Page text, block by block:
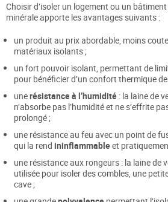
Choisir d’isoler un logement ou un
minérale apporte les avantages suivants :
un produit au prix abordable, moins
matériaux isolants ;
un fort pouvoir isolant, permettant de
pour bénéficier d’un confort thermique
unerésistance à l’humidité : la laine de
n’absorbe pas l’humidité et ne s’effrite
prolongé ;
une résistance au feu avec un point de
qui la rend ininflammableet
une résistance aux rongeurs : la laine de
utilisée pour isoler des combles, une
cave ;